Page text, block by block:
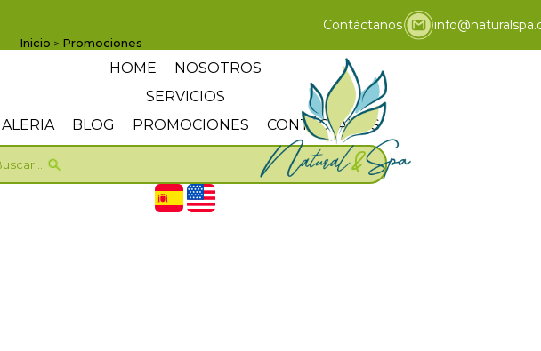
Contáctanos
HOME
NOSOTROS
SERVICIOS
BLOG PROMOCIONES CONTÁCTANOS
Inicio > Promociones